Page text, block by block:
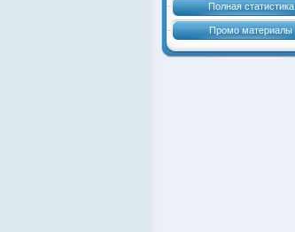
Полная статистика
Промо материалы